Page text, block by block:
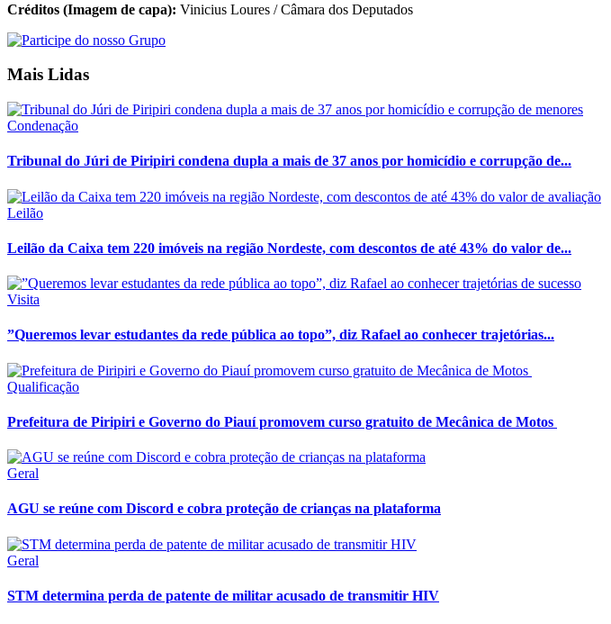
Créditos (Imagem de capa): Vinicius Loures / Câmara dos Deputados
Mais Lidas
Condenação
Tribunal do Júri de Piripiri condena dupla a mais de 37 anos por homicídio e corrupção de...
Leilão
Leilão da Caixa tem 220 imóveis na região Nordeste, com descontos de até 43% do valor de...
Visita
”Queremos levar estudantes da rede pública ao topo”, diz Rafael ao conhecer trajetórias...
Qualificação
Prefeitura de Piripiri e Governo do Piauí promovem curso gratuito de Mecânica de Motos
Geral
AGU se reúne com Discord e cobra proteção de crianças na plataforma
Geral
STM determina perda de patente de militar acusado de transmitir HIV